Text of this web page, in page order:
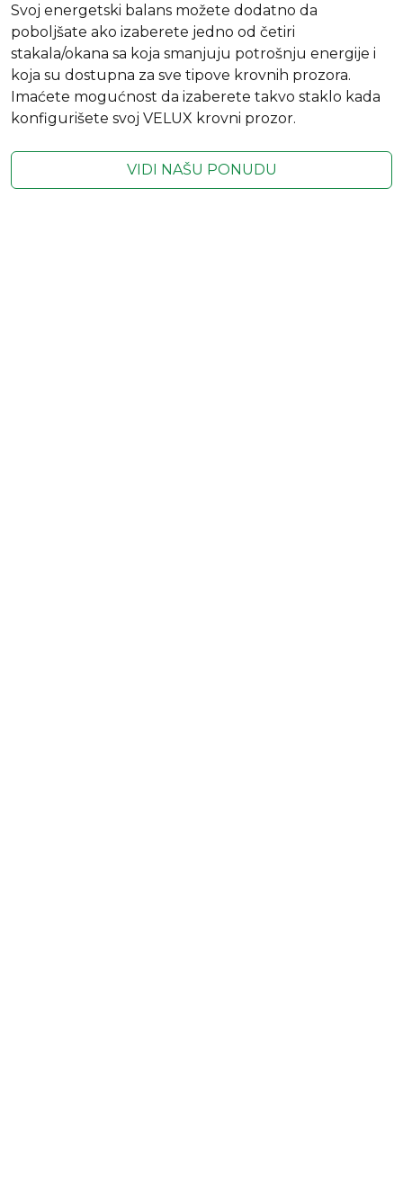
Svoj energetski balans možete dodatno da
poboljšate ako izaberete jedno od četiri
stakala/okana sa koja smanjuju potrošnju energije i
koja su dostupna za sve tipove krovnih prozora.
Imaćete mogućnost da izaberete takvo staklo kada
konfigurišete svoj VELUX krovni prozor.
VIDI NAŠU PONUDU